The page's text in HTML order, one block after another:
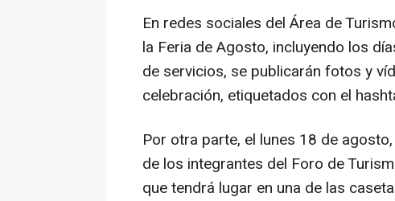
En redes sociales del Área de
la Feria de Agosto, incluyendo los
de servicios, se publicarán fotos y
celebración, etiquetados con el
Por otra parte, el lunes 18 de
de los integrantes del Foro de
que tendrá lugar en una de las